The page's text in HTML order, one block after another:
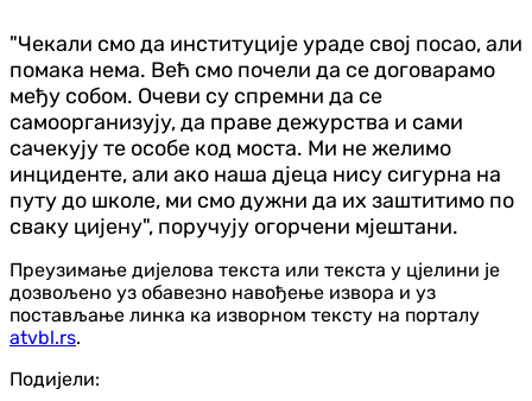
"Чекали смо да институције ураде свој посао, али
помака нема. Већ смо почели да се договарамо
међу собом. Очеви су спремни да се
самоорганизују, да праве дежурства и сами
сачекују те особе код моста. Ми не желимо
инциденте, али ако наша дјеца нису сигурна на
путу до школе, ми смо дужни да их заштитимо по
сваку цијену", поручују огорчени мјештани.
Преузимање дијелова текста или текста у цјелини је
дозвољено уз обавезно навођење извора и уз
постављање линка ка изворном тексту на порталу
atvbl.rs.
Подијели: